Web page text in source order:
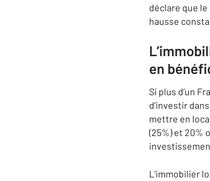
déclare que
hausse
en
Si plus d’un
d’investir
mettre en
(25%) et 20%
L’immobilier